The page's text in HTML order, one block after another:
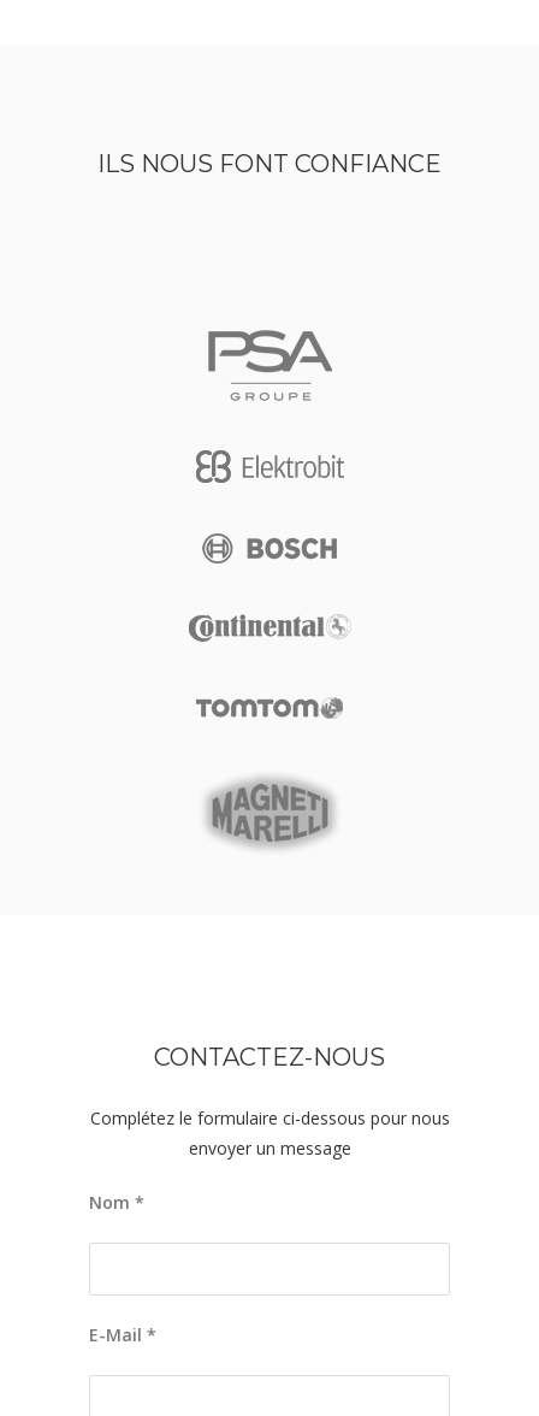
ILS NOUS FONT CONFIANCE
CONTACTEZ-NOUS
Complétez le formulaire ci-dessous pour nous
envoyer un message
Nom *
E-Mail *